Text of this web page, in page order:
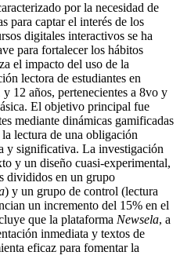
por la necesidad de
para captar el interés de los
digitales interactivos se ha
para fortalecer los hábitos
el impacto del uso de la
lectora de estudiantes en
12 años, pertenecientes a 8vo y
El objetivo principal fue
mediante dinámicas gamificadas
lectura de una obligación
y significativa. La investigación
y un diseño cuasi-experimental,
divididos en un grupo
) y un grupo de control (lectura
un incremento del 15% en el
que la plataforma Newsela, a
inmediata y textos de
eficaz para fomentar la